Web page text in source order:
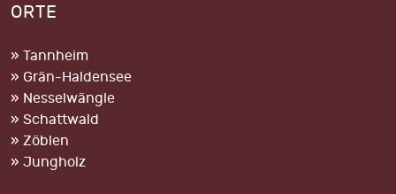
ORTE
» Tannheim
» Grän-Haldensee
» Nesselwängle
» Schattwald
» Zöblen
» Jungholz